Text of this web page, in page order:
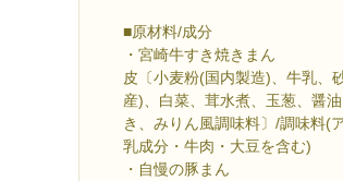
■原材料/成分
・宮崎牛すき焼きまん
皮〔小麦粉(国内製造)、牛乳、
産)、白菜、茸水煮、玉葱、醤
き、みりん風調味料〕/調味料(
乳成分・牛肉・大豆を含む)
・自慢の豚まん